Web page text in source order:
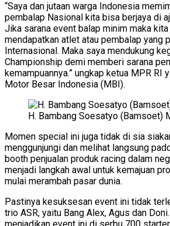
“Saya dan jutaan warga Indonesia
pembalap Nasional kita bisa berjaya di
Jika sarana event balap minim maka
mendapatkan atlet atau pembalap yang
Internasional. Maka saya mendukung
Championship demi memberi sarana
kemampuannya.” ungkap ketua MPR RI
Motor Besar Indonesia (MBI).
H. Bambang Soesatyo (Bamsoet)
Momen special ini juga tidak di sia
menggunjungi dan melihat langsung
booth penjualan produk racing dalam
menjadi langkah awal untuk kemajuan
mulai merambah pasar dunia.
Pastinya kesuksesan event ini tidak
trio ASR, yaitu Bang Alex, Agus dan